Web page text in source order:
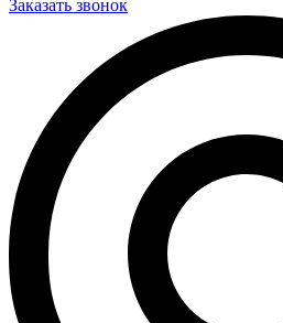
Заказать звонок